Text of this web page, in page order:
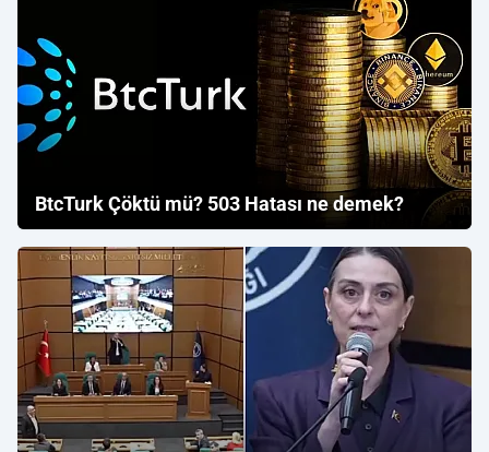
BtcTurk Çöktü mü? 503 Hatası ne demek?